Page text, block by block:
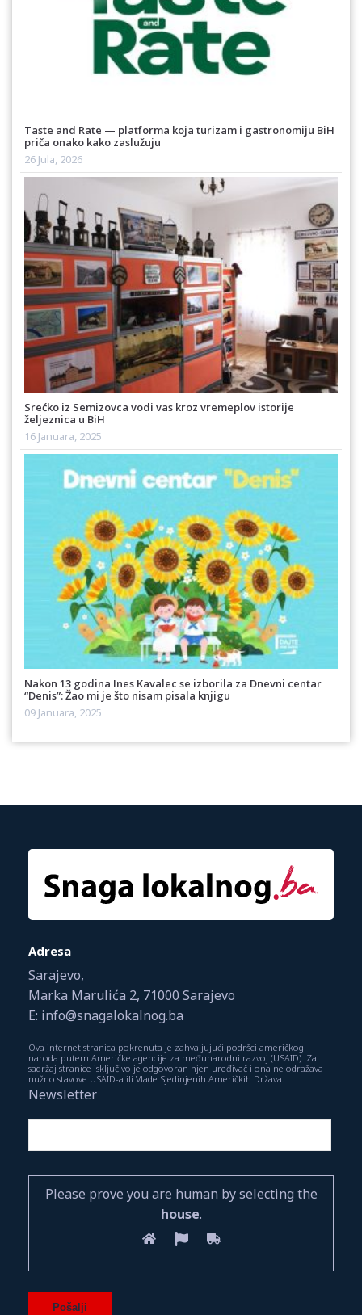
Taste and Rate — platforma koja turizam i gastronomiju BiH
priča onako kako zaslužuju
26 Jula, 2026
Srećko iz Semizovca vodi vas kroz vremeplov istorije
željeznica u BiH
16 Januara, 2025
Nakon 13 godina Ines Kavalec se izborila za Dnevni centar
“Denis”: Žao mi je što nisam pisala knjigu
09 Januara, 2025
Adresa
Sarajevo,
Marka Marulića 2, 71000 Sarajevo
E: info@snagalokalnog.ba
Ova internet stranica pokrenuta je zahvaljujući podršci američkog
naroda putem Američke agencije za međunarodni razvoj (USAID). Za
sadržaj stranice isključivo je odgovoran njen uređivač i ona ne odražava
nužno stavove USAID-a ili Vlade Sjedinjenih Američkih Država.
Newsletter
Please prove you are human by selecting the
house.